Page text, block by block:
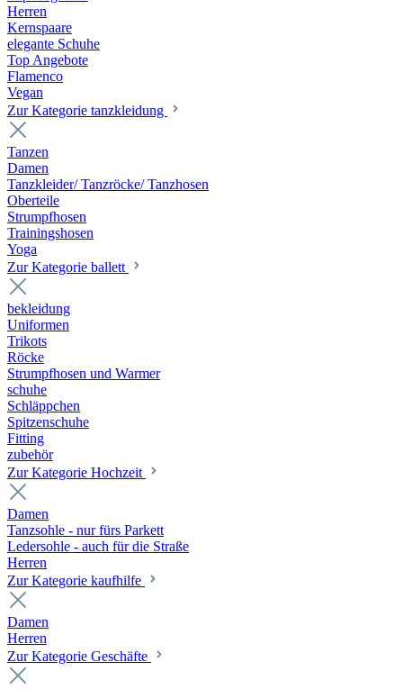
Herren
Kernspaare
elegante Schuhe
Top Angebote
Flamenco
Vegan
Zur Kategorie tanzkleidung
Tanzen
Damen
Tanzkleider/ Tanzröcke/ Tanzhosen
Oberteile
Strumpfhosen
Trainingshosen
Yoga
Zur Kategorie ballett
bekleidung
Uniformen
Trikots
Röcke
Strumpfhosen und Warmer
schuhe
Schläppchen
Spitzenschuhe
Fitting
zubehör
Zur Kategorie Hochzeit
Damen
Tanzsohle - nur fürs Parkett
Ledersohle - auch für die Straße
Herren
Zur Kategorie kaufhilfe
Damen
Herren
Zur Kategorie Geschäfte